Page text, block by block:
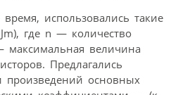
использовались такие
где n — количество
максимальная величина
Предлагались
произведений основных